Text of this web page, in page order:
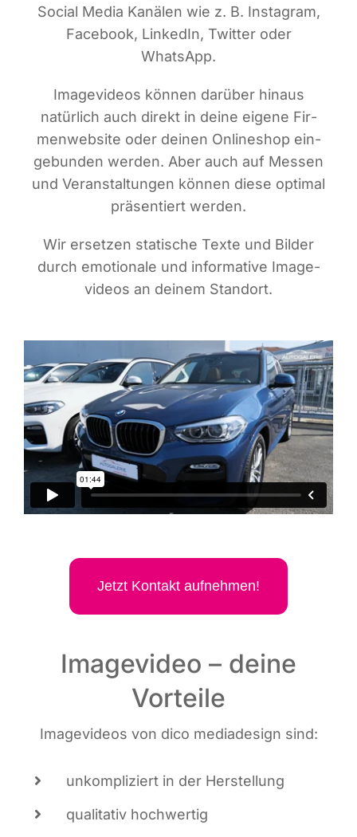
Social Media Kanä­len wie z. B. Insta­gram,
Face­book, Lin­ke­dIn, Twit­ter oder
WhatsApp.
Image­vi­de­os kön­nen dar­über hin­aus
natür­lich auch direkt in dei­ne eige­ne Fir­
men­web­site oder dei­nen Online­shop ein­
ge­bun­den wer­den. Aber auch auf Mes­sen
und Ver­an­stal­tun­gen kön­nen die­se opti­mal
prä­sen­tiert werden.
Wir erset­zen sta­ti­sche Tex­te und Bil­der
durch emo­tio­na­le und infor­ma­ti­ve Image­
vi­de­os an dei­nem Standort.
Jetzt Kon­takt aufnehmen!
Imagevideo – deine
Vorteile
Image­vi­de­os von dico media­de­sign sind:
unkom­pli­ziert in der Herstellung
qua­li­ta­tiv hochwertig